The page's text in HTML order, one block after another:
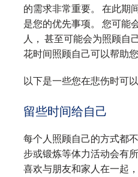
的需求非常重要。 在此期
是您的优先事项。 您可能
人， 甚至可能会为照顾自
花时间照顾自己可以帮助
以下是一些您在悲伤时可
留些时间给自己
每个人照顾自己的方式都
步或锻炼等体力活动会有
喜欢与朋友和家人在一起